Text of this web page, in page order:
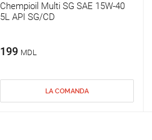
Chempioil Multi SG SAE 15W-40
5L API SG/CD
199 MDL
LA COMANDA